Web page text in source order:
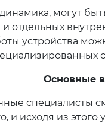
могут
отдельных
устройства
Основные
специалисты
и исходя из этого